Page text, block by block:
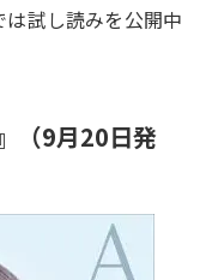
は試し読みを公開中
（9月20日発